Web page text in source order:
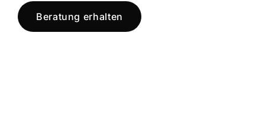
Beratung erhalten